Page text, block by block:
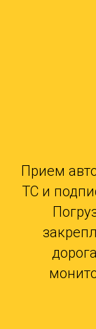
Прием
ТС и